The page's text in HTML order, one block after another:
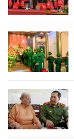
ENGLISH
中文
FRANÇAIS
ESPAÑOL
한국어